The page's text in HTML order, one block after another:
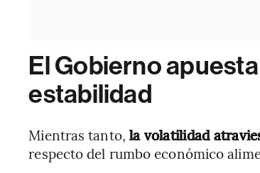
El Gobierno
estabilidad
Mientras tanto, la volatilidad
respecto del rumbo económico